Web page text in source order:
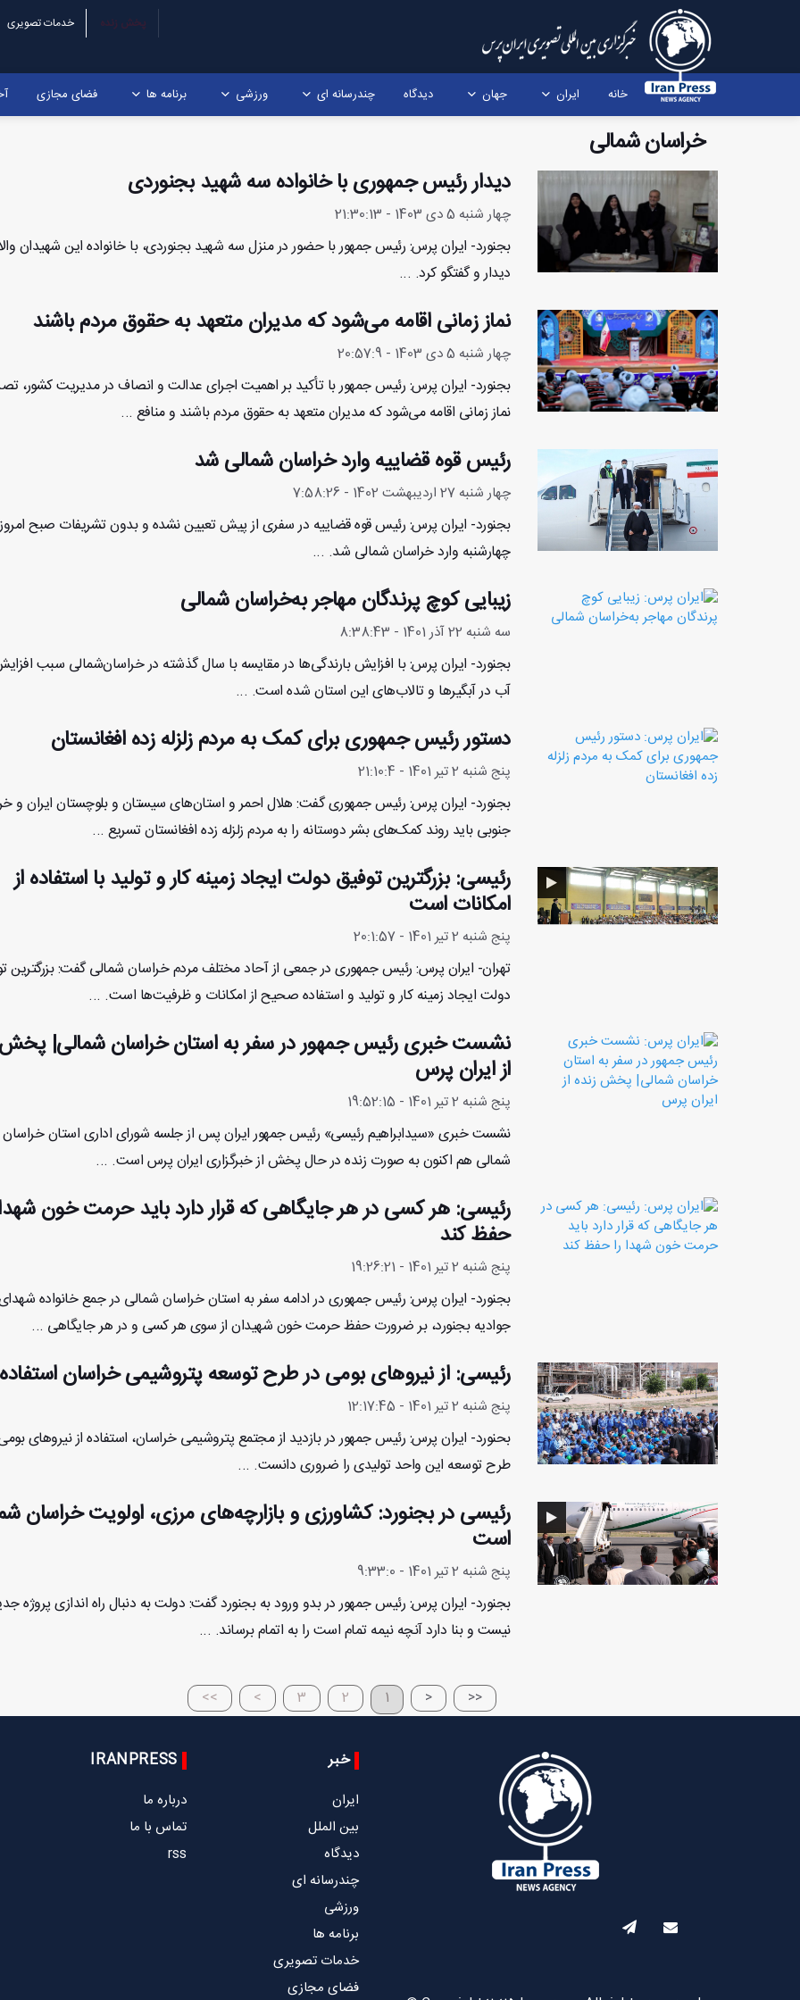
پخش زنده خدمات تصویری
خانه ایران جهان دیدگاه چندرسانه ای ورزشی برنامه ها فضای مجازی
خراسان شمالی
دیدار رئیس جمهوری با خانواده سه شهید بجنوردی
چهار شنبه 5 دی 1403 - 21:30:13
بجنورد- ایران پرس: رئیس جمهور با حضور در منزل سه شهید بجنوردی، با خانواده این شهیدان
دیدار و گفتگو کرد. ...
نماز زمانی اقامه می‌شود که مدیران متعهد به حقوق مردم باشند
چهار شنبه 5 دی 1403 - 20:57:9
بجنورد- ایران پرس: رئیس جمهور با تأکید بر اهمیت اجرای عدالت و انصاف در مدیریت کشور،
نماز زمانی اقامه می‌شود که مدیران متعهد به حقوق مردم باشند و منافع ...
رئیس قوه قضاییه وارد خراسان شمالی شد
چهار شنبه 27 اردیبهشت 1402 - 7:58:26
بجنورد- ایران پرس: رئیس قوه قضاییه در سفری از پیش تعیین نشده و بدون تشریفات صبح امروز
چهارشنبه وارد خراسان شمالی شد. ...
زیبایی کوچ پرندگان مهاجر به‌خراسان شمالی
سه شنبه 22 آذر 1401 - 8:38:43
بجنورد- ایران پرس: با افزایش بارندگی‌ها در مقایسه با سال گذشته در خراسان‌شمالی سبب
آب‌ در آبگیرها و تالاب‌های این استان شده است. ...
دستور رئیس جمهوری برای کمک به مردم زلزله زده افغانستان
پنج شنبه 2 تیر 1401 - 21:10:4
بجنورد- ایران پرس: رئیس جمهوری گفت: هلال احمر و استان‌های سیستان و بلوچستان ایران و
جنوبی باید روند کمک‌های بشر دوستانه را به مردم زلزله زده افغانستان تسریع ...
رئیسی: بزرگترین توفیق دولت ایجاد زمینه کار و تولید با استفاده از
امکانات است
پنج شنبه 2 تیر 1401 - 20:1:57
تهران- ایران پرس: رئیس جمهوری در جمعی از آحاد مختلف مردم خراسان شمالی گفت: بزرگترین
دولت ایجاد زمینه کار و تولید و استفاده صحیح از امکانات و ظرفیت‌ها است. ...
نشست خبری رئیس جمهور در سفر به استان خراسان شمالی| پخش
از ایران پرس
پنج شنبه 2 تیر 1401 - 19:52:15
نشست خبری «سیدابراهیم رئیسی» رئیس جمهور ایران پس از جلسه شورای اداری استان خراسان
شمالی هم اکنون به صورت زنده در حال پخش از خبرگزاری ایران پرس است. ...
رئیسی: هر کسی در هر جایگاهی که قرار دارد باید حرمت خون شهدا
حفظ کند
پنج شنبه 2 تیر 1401 - 19:26:21
بجنورد- ایران پرس: رئیس جمهوری در ادامه سفر به استان خراسان شمالی در جمع خانواده
جوادیه بجنورد، بر ضرورت حفظ حرمت خون شهیدان از سوی هر کسی و در هر جایگاهی ...
رئیسی: از نیروهای بومی در طرح توسعه پتروشیمی خراسان
پنج شنبه 2 تیر 1401 - 12:17:45
بحنورد- ایران پرس: رئیس جمهور در بازدید از مجتمع پتروشیمی خراسان، استفاده از نیرو‌های
طرح توسعه این واحد تولیدی را ضروری دانست. ...
رئیسی در بجنورد: کشاورزی و بازارچه‌های مرزی، اولویت خراسان‌
است
پنج شنبه 2 تیر 1401 - 9:33:0
بجنورد- ایران پرس: رئیس جمهور در بدو ورود به بجنورد گفت: دولت به دنبال راه اندازی پروژه
نیست و بنا دارد آنچه نیمه تمام است را به اتمام برساند. ...
<<
<
1
2
3
>
>>
خبر
ایران
بین الملل
دیدگاه
چندرسانه ای
ورزشی
برنامه ها
خدمات تصویری
فضای مجازی
IRANPRESS
درباره ما
تماس با ما
rss